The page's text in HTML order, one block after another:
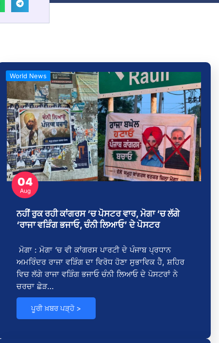
04
Aug
World News
ਨਹੀਂ ਰੁਕ ਰਹੀ ਕਾਂਗਰਸ ‘ਚ ਪੋਸਟਰ ਵਾਰ, ਮੋਗਾ ‘ਚ ਲੱਗੇ
‘ਰਾਜਾ ਵੜਿੰਗ ਭਜਾਓ, ਚੰਨੀ ਲਿਆਓ’ ਦੇ ਪੋਸਟਰ
ਮੋਗਾ : ਮੋਗਾ ‘ਚ ਵੀ ਕਾਂਗਰਸ ਪਾਰਟੀ ਦੇ ਪੰਜਾਬ ਪ੍ਰਧਾਨ
ਅਮਰਿੰਦਰ ਰਾਜਾ ਵੜਿੰਗ ਦਾ ਵਿਰੋਧ ਹੋਣਾ ਸੁਭਾਵਿਕ ਹੈ, ਸ਼ਹਿਰ
ਵਿਚ ਲੱਗੇ ਰਾਜਾ ਵੜਿੰਗ ਭਜਾਓ ਚੰਨੀ ਲਿਆਓ ਦੇ ਪੋਸਟਰਾਂ ਨੇ
ਚਰਚਾ ਛੇੜ…
ਪੂਰੀ ਖ਼ਬਰ ਪੜ੍ਹੋ >